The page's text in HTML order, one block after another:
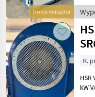
Nowa maszyna
HSR
R.
HSR
kW